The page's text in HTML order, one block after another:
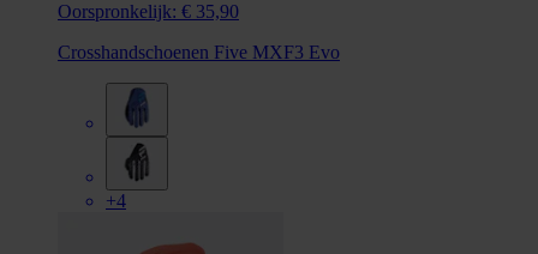
Oorspronkelijk: € 35,90
Crosshandschoenen Five MXF3 Evo
+4